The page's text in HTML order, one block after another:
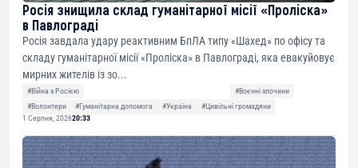
Росія знищила склад гуманітарної місії «Проліска»
в Павлограді
Росія завдала удару реактивним БпЛА типу «Шахед» по офісу та
складу гуманітарної місії «Проліска» в Павлограді, яка евакуйовує
мирних жителів із зо...
#Війна з Росією
#Воєнні злочини
#Волонтери
#Гуманітарна допомога #Україна
#Цивільні громадяни
1 Серпня, 202620:33